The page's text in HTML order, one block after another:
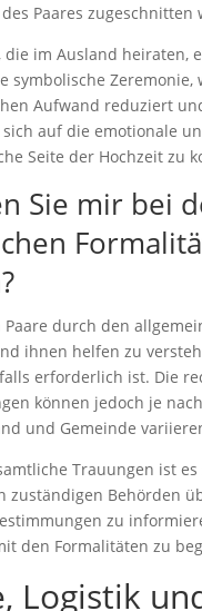
Paares zugeschnitten
die im Ausland heiraten,
symbolische Zeremonie,
Aufwand reduziert
auf die emotionale
Seite der Hochzeit zu
Sie mir bei
durch den
ihnen helfen zu
erforderlich ist. Die
können jedoch je
und Gemeinde
Trauungen ist
zuständigen Behörden
zu
den Formalitäten zu
Logistik